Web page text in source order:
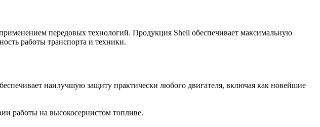
передовых технологий. Продукция Shell обеспечивает максимальную
работы транспорта и техники.
наилучшую защиту практически любого двигателя, включая как новейшие
работы на высокосернистом топливе.